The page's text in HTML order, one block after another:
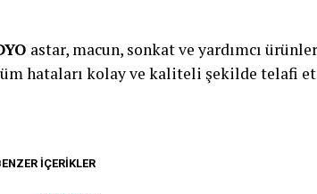
astar, macun, sonkat ve yardımcı
hataları kolay ve kaliteli şekilde telafi
İÇERIKLER